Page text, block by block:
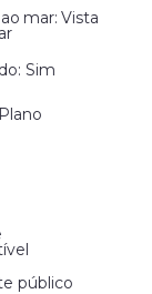
mar: Vista
Sim
público